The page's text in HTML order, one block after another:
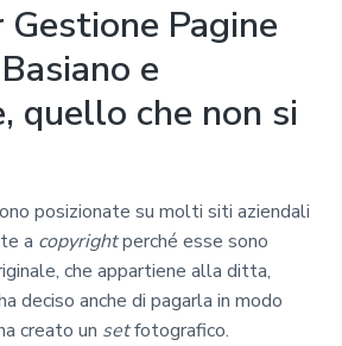
Gestione Pagine
e
quello che non si
posizionate su molti siti aziendali
a copyrightperché esse sono
che appartiene alla ditta,
deciso anche di pagarla in modo
creato un setfotografico.